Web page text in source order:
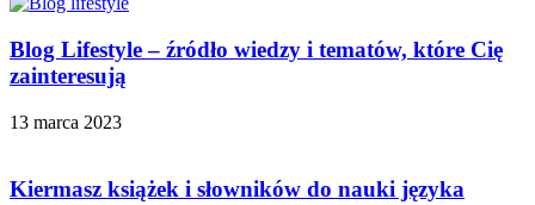
Blog Lifestyle – źródło wiedzy i tematów, które Cię
zainteresują
13 marca 2023
Kiermasz książek i słowników do nauki języka